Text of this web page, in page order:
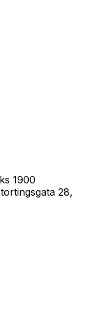
1900
28,